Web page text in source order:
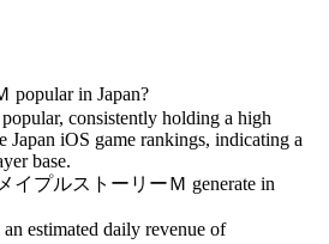
in Japan?
consistently holding a high
Japan iOS game rankings, indicating a
base.
イプルストーリーＭ generate in
an estimated daily revenue of